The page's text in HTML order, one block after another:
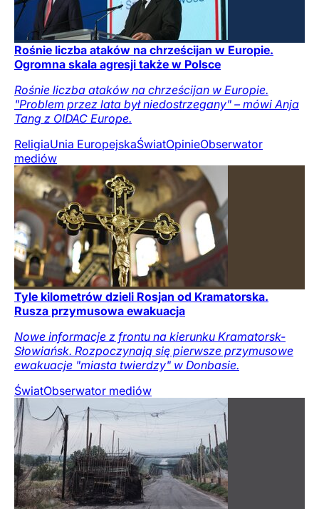
Rośnie liczba ataków na chrześcijan w Europie.
Ogromna skala agresji także w Polsce
Rośnie liczba ataków na chrześcijan w Europie.
"Problem przez lata był niedostrzegany" – mówi Anja
Tang z OIDAC Europe.
ReligiaUnia EuropejskaŚwiatOpinieObserwator
mediów
Tyle kilometrów dzieli Rosjan od Kramatorska.
Rusza przymusowa ewakuacja
Nowe informacje z frontu na kierunku Kramatorsk-
Słowiańsk. Rozpoczynają się pierwsze przymusowe
ewakuacje "miasta twierdzy" w Donbasie.
ŚwiatObserwator mediów